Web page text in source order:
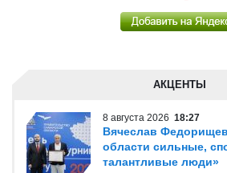
АКЦЕНТЫ
8 августа 2026 18:27
Вячеслав
области сильные,
талантливые люди»